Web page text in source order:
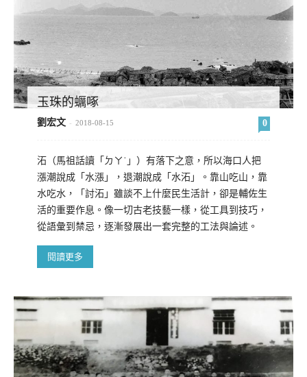
玉珠的蠣啄
劉宏文 - 2018-08-15 0
沰（馬祖話讀「ㄉㄚ˙」）有落下之意，所以海口人把
漲潮說成「水漲」，退潮說成「水沰」。靠山吃山，靠
水吃水，「討沰」雖談不上什麼民生活計，卻是輔佐生
活的重要作息。像一切古老技藝一樣，從工具到技巧，
從語彙到禁忌，逐漸發展出一套完整的工法與論述。
閱讀更多